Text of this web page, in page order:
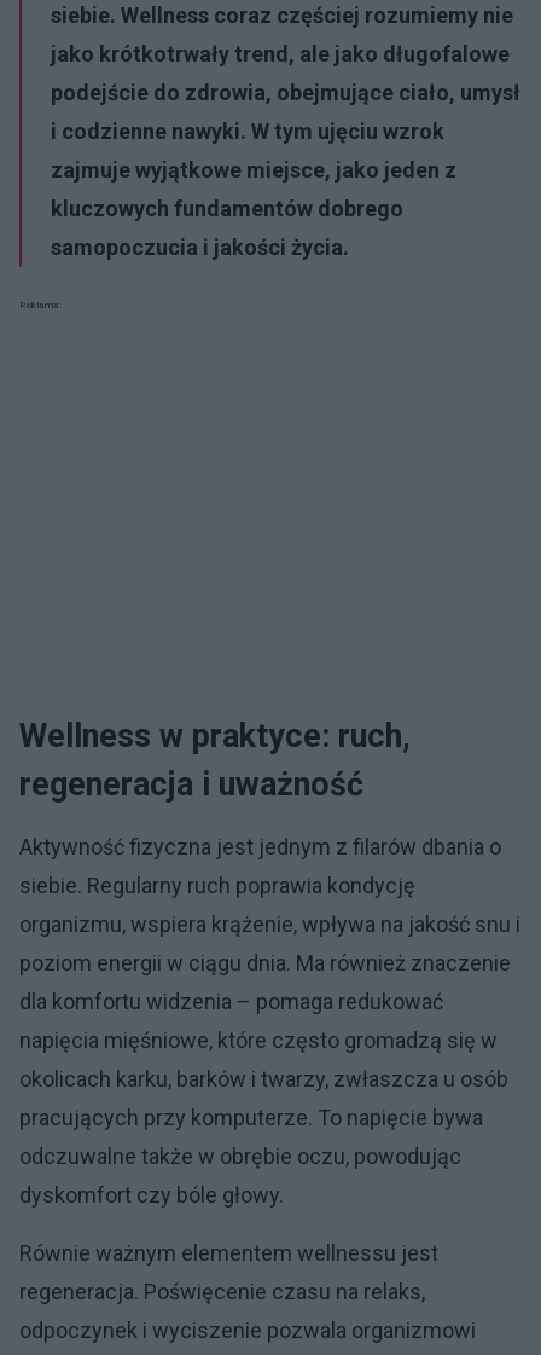
siebie. Wellness coraz częściej rozumiemy nie
jako krótkotrwały trend, ale jako długofalowe
podejście do zdrowia, obejmujące ciało, umysł
i codzienne nawyki. W tym ujęciu wzrok
zajmuje wyjątkowe miejsce, jako jeden z
kluczowych fundamentów dobrego
samopoczucia i jakości życia.
Reklama:
Wellness w praktyce: ruch,
regeneracja i uważność
Aktywność fizyczna jest jednym z filarów dbania o
siebie. Regularny ruch poprawia kondycję
organizmu, wspiera krążenie, wpływa na jakość snu i
poziom energii w ciągu dnia. Ma również znaczenie
dla komfortu widzenia – pomaga redukować
napięcia mięśniowe, które często gromadzą się w
okolicach karku, barków i twarzy, zwłaszcza u osób
pracujących przy komputerze. To napięcie bywa
odczuwalne także w obrębie oczu, powodując
dyskomfort czy bóle głowy.
Równie ważnym elementem wellnessu jest
regeneracja. Poświęcenie czasu na relaks,
odpoczynek i wyciszenie pozwala organizmowi